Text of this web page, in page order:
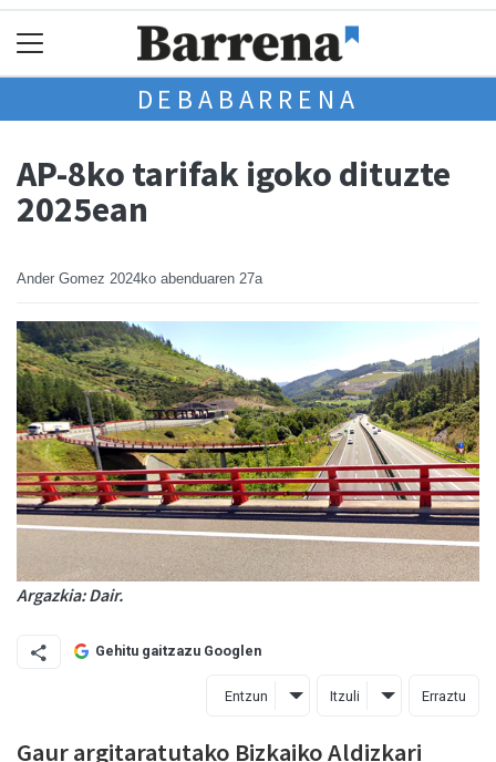
DEBABARRENA
AP-8ko tarifak igoko dituzte
2025ean
Ander Gomez 2024ko abenduaren 27a
Argazkia: Dair.
Gehitu gaitzazu Googlen
Entzun Itzuli Erraztu
Gaur argitaratutako Bizkaiko Aldizkari